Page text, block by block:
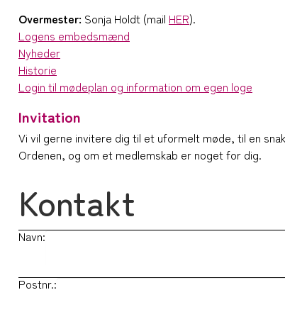
Overmester: Sonja Holdt (mail HER).
Logens embedsmænd
Nyheder
Historie
Login til mødeplan og information om egen loge
Invitation
Vi vil gerne invitere dig til et uformelt møde, til en
Ordenen, og om et medlemskab er noget for dig.
Kontakt
Navn:
Postnr.: